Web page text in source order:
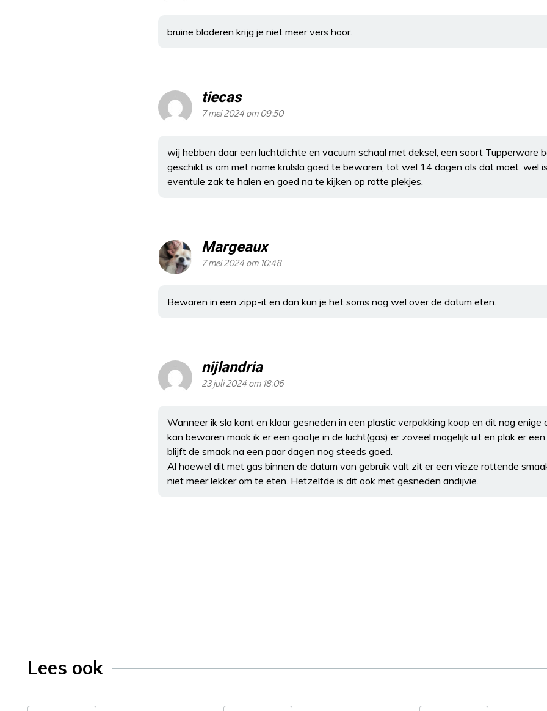
bruine bladeren krijg je niet meer vers hoor.
tiecas
7 mei 2024 om 09:50
wij hebben daar een luchtdichte en vacuum schaal met deksel, een soort Tupperware
geschikt is om met name krulsla goed te bewaren, tot wel 14 dagen als dat moet. wel
eventule zak te halen en goed na te kijken op rotte plekjes.
Margeaux
7 mei 2024 om 10:48
Bewaren in een zipp-it en dan kun je het soms nog wel over de datum eten.
nijlandria
23 juli 2024 om 18:06
Wanneer ik sla kant en klaar gesneden in een plastic verpakking koop en dit nog enige
kan bewaren maak ik er een gaatje in de lucht(gas) er zoveel mogelijk uit en plak er
blijft de smaak na een paar dagen nog steeds goed.
Al hoewel dit met gas binnen de datum van gebruik valt zit er een vieze rottende
niet meer lekker om te eten. Hetzelfde is dit ook met gesneden andijvie.
Lees ook